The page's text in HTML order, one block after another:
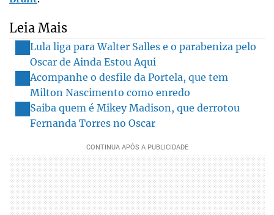
Leia Mais
Lula liga para Walter Salles e o parabeniza pelo
Oscar de Ainda Estou Aqui
Acompanhe o desfile da Portela, que tem
Milton Nascimento como enredo
Saiba quem é Mikey Madison, que derrotou
Fernanda Torres no Oscar